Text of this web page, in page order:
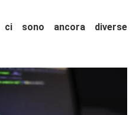
ci sono ancora diverse